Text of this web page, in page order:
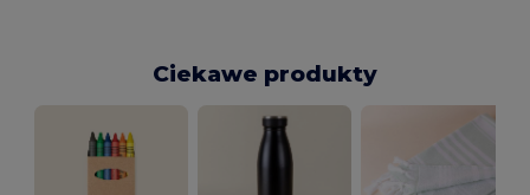
Ciekawe produkty